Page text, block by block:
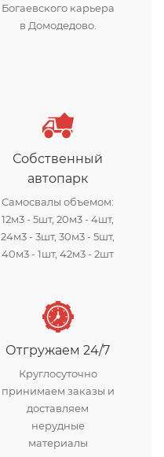
Богаевского карьера
в Домодедово.
Собственный
автопарк
Самосвалы объемом:
12м3 - 5шт, 20м3 - 4шт,
24м3 - 3шт, 30м3 - 5шт,
40м3 - 1шт, 42м3 - 2шт
Отгружаем 24/7
Круглосуточно
принимаем заказы и
доставляем
нерудные
материалы